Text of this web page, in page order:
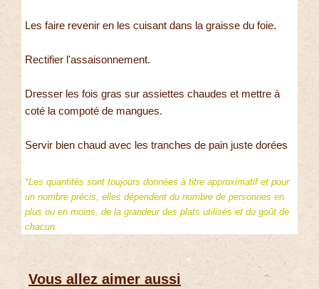
Les faire revenir en les cuisant dans la graisse du foie.
Rectifier l'assaisonnement.
Dresser les fois gras sur assiettes chaudes et mettre à
coté la compoté de mangues.
Servir bien chaud avec les tranches de pain juste dorées
*Les quantités sont toujours données à titre approximatif et pour
un nombre précis, elles dépendent du nombre de personnes en
plus ou en moins, de la grandeur des plats utilisés et du goût de
chacun.
Vous allez aimer aussi